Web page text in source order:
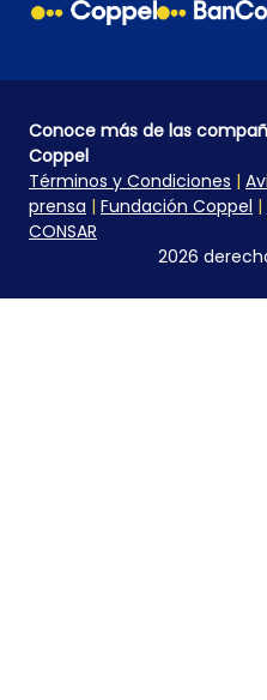
Conoce más de las
Coppel
Términos y Condiciones |
prensa | Fundación Coppel |
CONSAR
2026